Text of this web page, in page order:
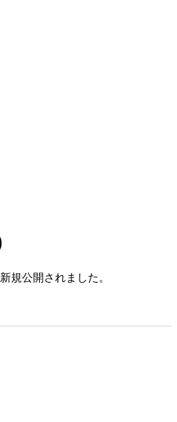
規公開されました。